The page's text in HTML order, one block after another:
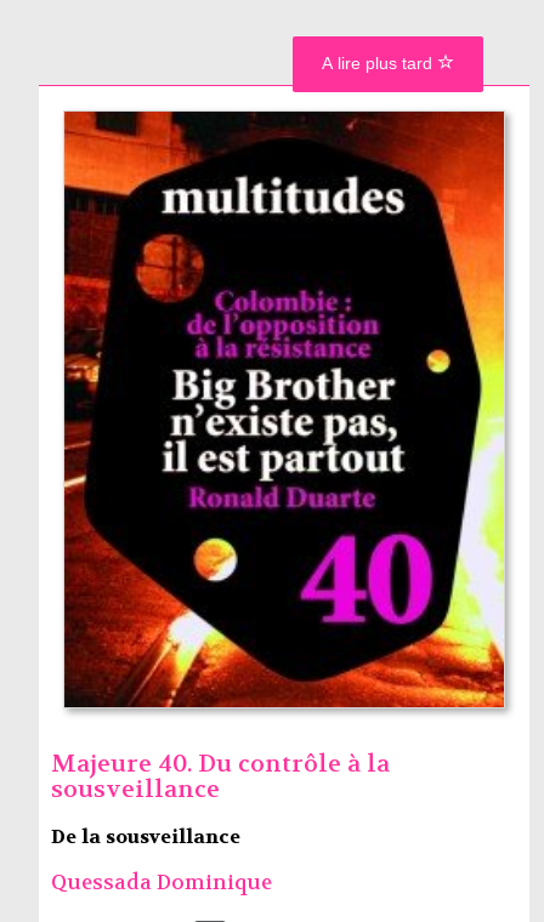
Majeure 40. Du contrôle à la
sousveillance
De la sousveillance
Quessada Dominique
A lire plus tard